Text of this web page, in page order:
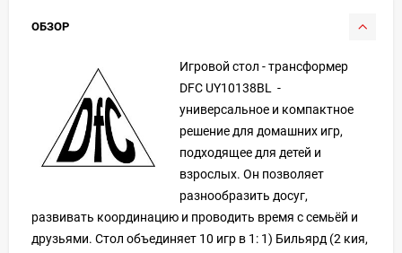
ОБЗОР
Игровой стол - трансформер
DFC UY10138BL -
универсальное и компактное
решение для домашних игр,
подходящее для детей и
взрослых. Он позволяет
разнообразить досуг,
развивать координацию и проводить время с семьёй и
друзьями. Стол объединяет 10 игр в 1: 1) Бильярд (2 кия,